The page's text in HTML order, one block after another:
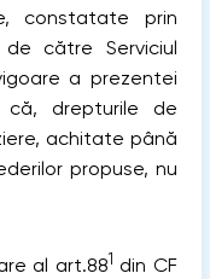
constatate prin
către Serviciul
a prezentei
că, drepturile de
achitate până
propuse, nu
al art.881 din CF